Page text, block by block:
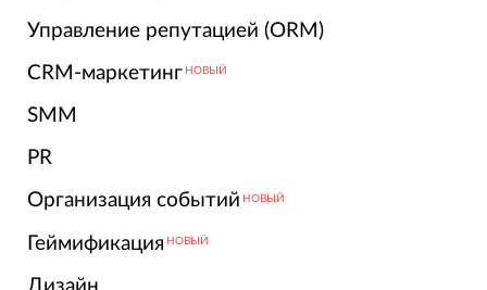
Управление репутацией (ORM)
CRM-маркетинг НОВЫЙ
SMM
PR
Организация событий НОВЫЙ
Геймификация НОВЫЙ